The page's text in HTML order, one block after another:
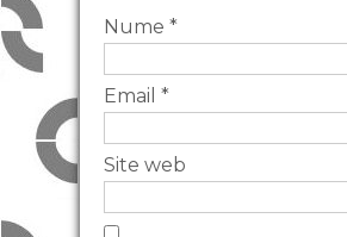
Nume *
Email *
Site web